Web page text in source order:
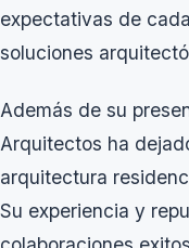
expectativas de
soluciones
Además de su
Arquitectos ha
arquitectura
Su experiencia y